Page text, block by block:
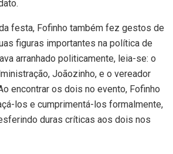
festa, Fofinho também fez gestos de
figuras importantes na política de
arranhado politicamente, leia-se: o
Joãozinho, e o vereador
encontrar os dois no evento, Fofinho
los e cumprimentá-los formalmente,
duras críticas aos dois nos